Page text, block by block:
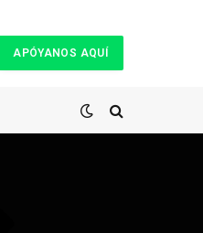
APÓYANOS AQUÍ